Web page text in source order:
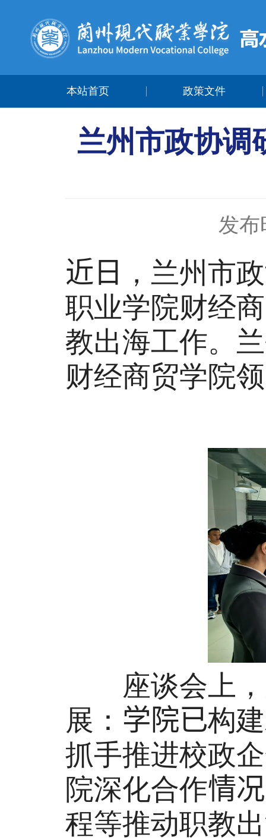
本站首页 政策文件
兰州市政协调
发布
近日
，兰州市
职业学院财经
教出海工作。
财经商贸学院
座谈会上，
展： 学院已构
抓手推进校政
院深化合作情况
程等推动职教